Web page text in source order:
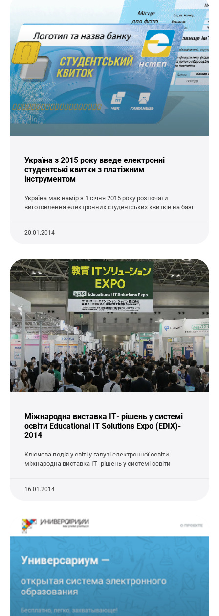
Україна з 2015 року введе електронні
студентські квитки з платіжним
інструментом
Україна має намір з 1 січня 2015 року розпочати
виготовлення електронних студентських квитків на базі
20.01.2014
Міжнародна виставка ІТ- рішень у системі
освіти Educational IT Solutions Expo (EDIX)-
2014
Ключова подія у світі у галузі електронної освіти-
міжнародна виставка ІТ- рішень у системі освіти
16.01.2014